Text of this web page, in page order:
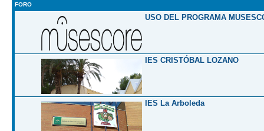
FORO
USO DEL PROGRAMA
IES CRISTÓBAL LOZANO
IES La Arboleda